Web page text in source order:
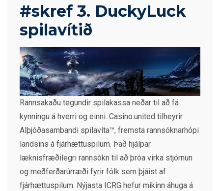
#skref 3. DuckyLuck
spilavítið
Rannsakaðu tegundir spilakassa neðar til að fá
kynningu á hverri og einni. Casino.united tilheyrir
Alþjóðasambandi spilavíta™, fremsta rannsóknarhópi
landsins á fjárhættuspilum. Það hjálpar
læknisfræðilegri rannsókn til að þróa virka stjórnun
og meðferðarúrræði fyrir fólk sem þjáist af
fjárhættuspilum. Nýjasta ICRG hefur mikinn áhuga á